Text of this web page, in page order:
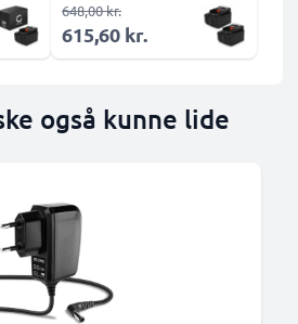
615,60 kr.
648,00 kr.
også kunne lide